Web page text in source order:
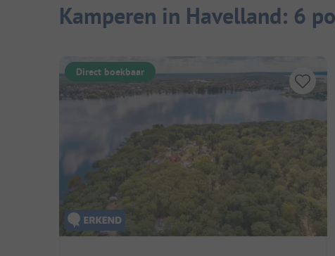
Kamperen in Havelland: 6
Direct boekbaar